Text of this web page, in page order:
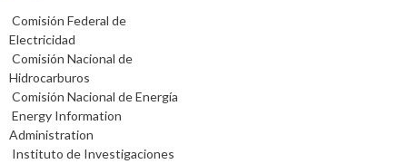
Comisión Federal de
Electricidad
Comisión Nacional de
Hidrocarburos
Comisión Nacional de Energía
Energy Information
Administration
Instituto de Investigaciones